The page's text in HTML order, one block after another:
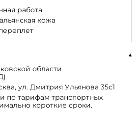
работа
кожа
области
ул. Дмитрия Ульянова 35с1
по тарифам транспортных
короткие сроки.